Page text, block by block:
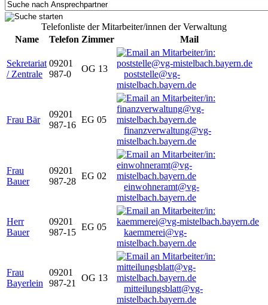
Telefonliste der Mitarbeiter/innen der Verwaltung
Name
Telefon Zimmer Mail
Sekretariat
/ Zentrale
09201
987-0
OG 13
poststelle@vg-
mistelbach.bayern.de
Frau Bär
09201
987-16
EG 05
finanzverwaltung@vg-
mistelbach.bayern.de
Frau
Bauer
09201
987-28
EG 02
einwohneramt@vg-
mistelbach.bayern.de
Herr
Bauer
09201
987-15
EG 05
kaemmerei@vg-
mistelbach.bayern.de
Frau
Bayerlein
09201
987-21
OG 13
mitteilungsblatt@vg-
mistelbach.bayern.de